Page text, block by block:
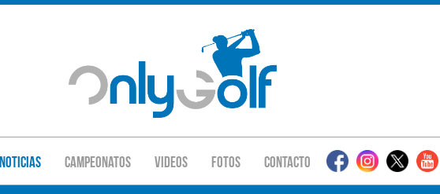
Noticias Campeonatos Videos Fotos Contacto